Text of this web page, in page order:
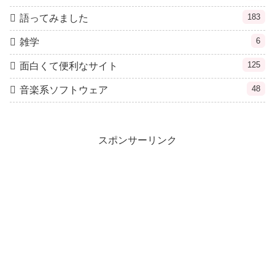
語ってみました 183
雑学 6
面白くて便利なサイト 125
音楽系ソフトウェア 48
スポンサーリンク